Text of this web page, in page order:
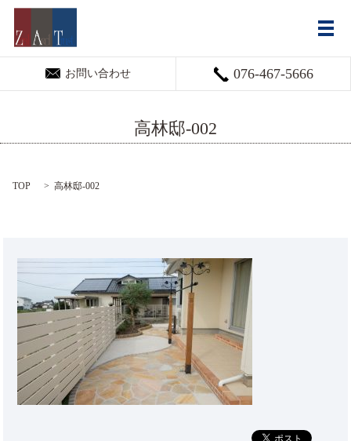
お問い合わせ 076-467-5666
メ
高林邸-002
TOP 高林邸-002